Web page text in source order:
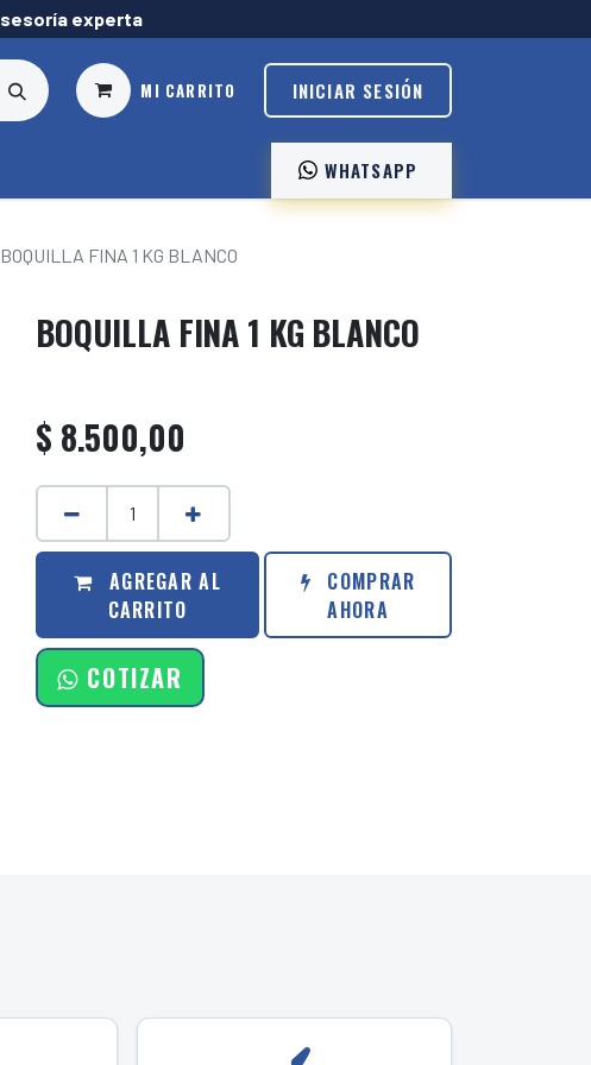
experta
MI CARRITO INICIAR SESIÓN
WHATSAPP ️
BOQUILLA FINA 1 KG BLANCO
BOQUILLA FINA 1 KG BLANCO
$ 8.500,00
AGREGAR AL
CARRITO
COMPRAR
AHORA
COTIZAR